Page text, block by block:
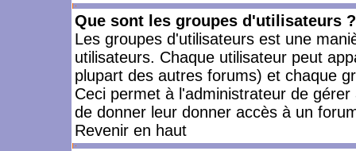
Que sont les groupes d'utilisateurs ?
Les groupes d'utilisateurs est une
utilisateurs. Chaque utilisateur peut
plupart des autres forums) et chaque
Ceci permet à l'administrateur de
de donner leur donner accès à un
Revenir en haut